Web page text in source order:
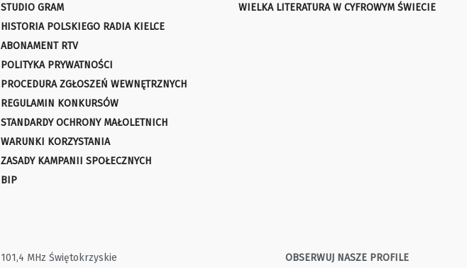
STUDIO GRAM
HISTORIA POLSKIEGO RADIA KIELCE
ABONAMENT RTV
POLITYKA PRYWATNOŚCI
PROCEDURA ZGŁOSZEŃ WEWNĘTRZNYCH
REGULAMIN KONKURSÓW
STANDARDY OCHRONY MAŁOLETNICH
WARUNKI KORZYSTANIA
ZASADY KAMPANII SPOŁECZNYCH
BIP
WIELKA LITERATURA W CYFROWYM ŚWIECIE
101,4 MHz Świętokrzyskie
OBSERWUJ NASZE PROFILE